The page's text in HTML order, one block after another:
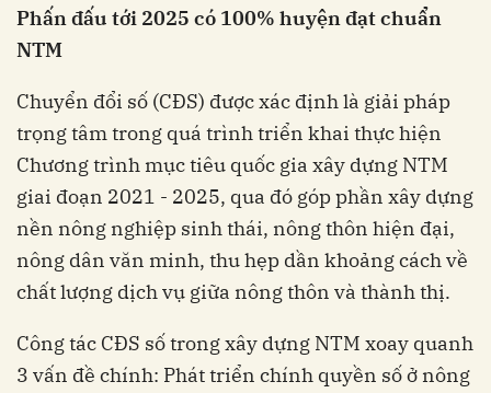
Phấn đấu tới 2025 có 100% huyện đạt chuẩn
NTM
Chuyển đổi số (CĐS) được xác định là giải pháp
trọng tâm trong quá trình triển khai thực hiện
Chương trình mục tiêu quốc gia xây dựng NTM
giai đoạn 2021 - 2025, qua đó góp phần xây dựng
nền nông nghiệp sinh thái, nông thôn hiện đại,
nông dân văn minh, thu hẹp dần khoảng cách về
chất lượng dịch vụ giữa nông thôn và thành thị.
Công tác CĐS số trong xây dựng NTM xoay quanh
3 vấn đề chính: Phát triển chính quyền số ở nông